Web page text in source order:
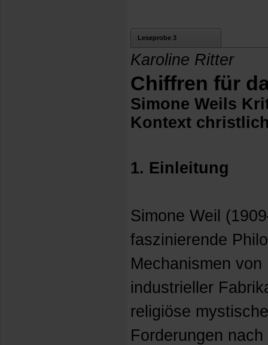
Leseprobe 3
Karoline Ritter
Chiffren für
Simone Weils
Kontext
1. Einleitung
Simone Weil
faszinierende
Mechanismen
industrieller
religiöse
Forderungen